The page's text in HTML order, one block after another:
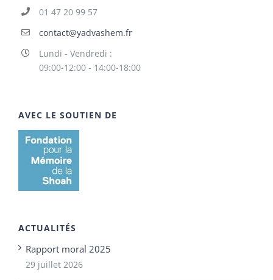
01 47 20 99 57
contact@yadvashem.fr
Lundi - Vendredi :
09:00-12:00 - 14:00-18:00
AVEC LE SOUTIEN DE
ACTUALITÉS
Rapport moral 2025
29 juillet 2026